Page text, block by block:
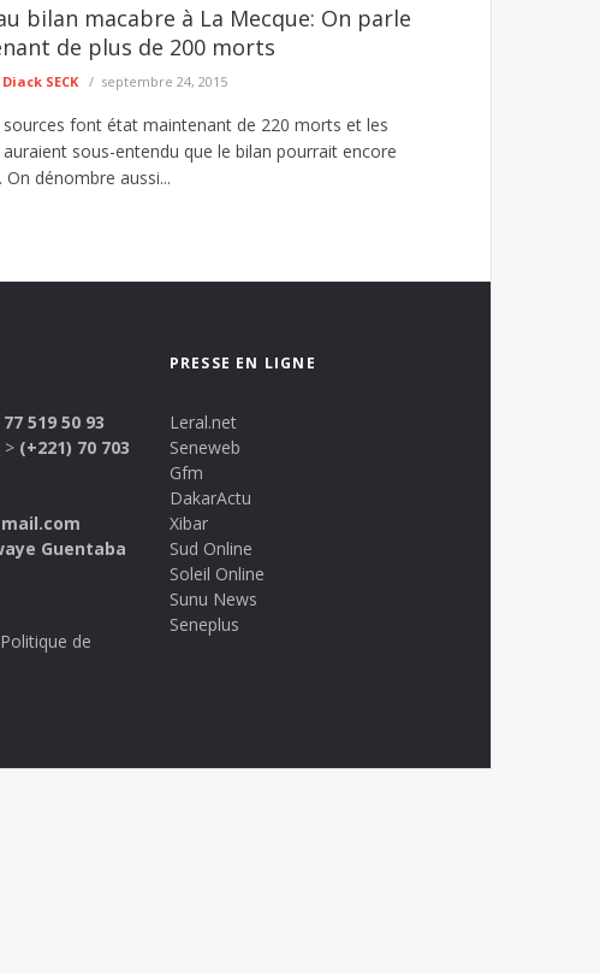
SMS d’amendes forfaitaires
campagne d’escroquerie menée à travers l’envoi ...
bilan macabre à La Mecque: On parle
de plus de 200 morts
SECK septembre 24, 2015
sources font état maintenant de 220 morts et les
sous-entendu que le bilan pourrait encore
On dénombre aussi...
519 50 93
> (+221) 70 703
Guentaba
Politique de
PRESSE EN LIGNE
Leral.net
Seneweb
Gfm
DakarActu
Xibar
Sud Online
Soleil Online
Sunu News
Seneplus